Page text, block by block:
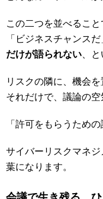
この二つを並べること
「ビジネスチャンス
だけが語られない 、
リスクの隣に、機会を
それだけで、議論の空
「許可をもらうための
サイバーリスクマネ
葉になります。